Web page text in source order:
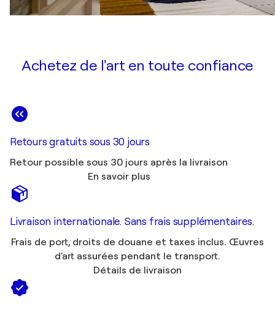
Achetez de l'art en toute confiance
Retours gratuits sous 30 jours
Retour possible sous 30 jours après la livraison
En savoir plus
Livraison internationale. Sans frais supplémentaires.
Frais de port, droits de douane et taxes inclus. Œuvres
d'art assurées pendant le transport.
Détails de livraison